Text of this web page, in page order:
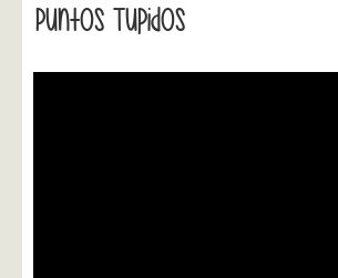
Puntos Tupidos